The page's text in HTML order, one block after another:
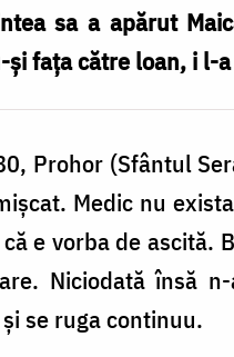
sa a apărut
faţa către loan, i l-
Prohor (Sfântul
Medic nu
e vorba de ascită.
Niciodată însă
se ruga continuu.